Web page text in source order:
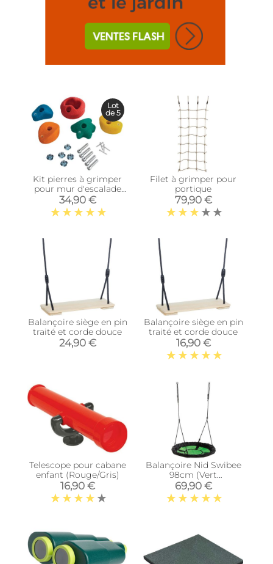
Kit pierres à grimper
pour mur d'escalade
(Lot de 5)
34,90 €
Lot
de 5
Filet à grimper pour
portique
79,90 €
Balançoire siège en pin
traité et corde douce
24,90 €
Balançoire siège en pin
traité et corde douce
16,90 €
Telescope pour cabane
enfant (Rouge/Gris)
16,90 €
Balançoire Nid Swibee
98cm (Vert
Pomme/Noir)
69,90 €